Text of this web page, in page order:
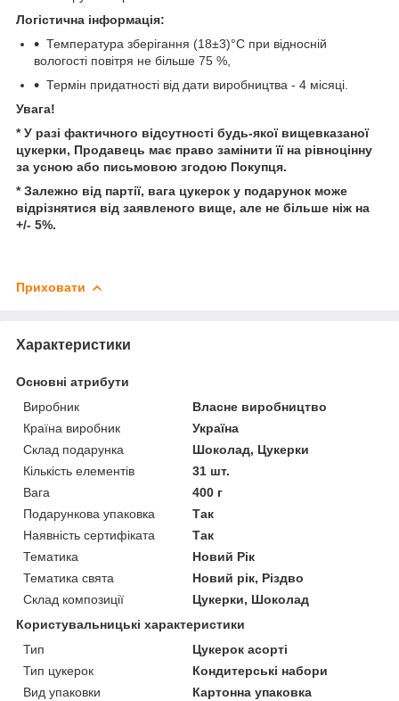
Логістична інформація:
Температура зберігання (18±3)°С при відносній
вологості повітря не більше 75 %,
Термін придатності від дати виробництва - 4 місяці.
Увага!
* У разі фактичного відсутності будь-якої вищевказаної
цукерки, Продавець має право замінити її на рівноцінну
за усною або письмовою згодою Покупця.
* Залежно від партії, вага цукерок у подарунок може
відрізнятися від заявленого вище, але не більше ніж на
+/- 5%.
Приховати
Характеристики
Основні атрибути
Виробник
Власне виробництво
Країна виробник
Україна
Склад подарунка
Шоколад, Цукерки
Кількість елементів
31 шт.
Вага
400 г
Подарункова упаковка
Так
Наявність сертифіката
Так
Тематика
Новий Рік
Тематика свята
Новий рік, Різдво
Склад композиції
Цукерки, Шоколад
Користувальницькі характеристики
Тип
Цукерок асорті
Тип цукерок
Кондитерські набори
Вид упаковки
Картонна упаковка